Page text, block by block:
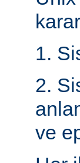
1.
2.
ve